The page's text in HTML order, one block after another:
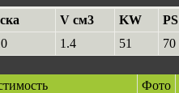
V см3 KW PS
1.4 51 70
Фото